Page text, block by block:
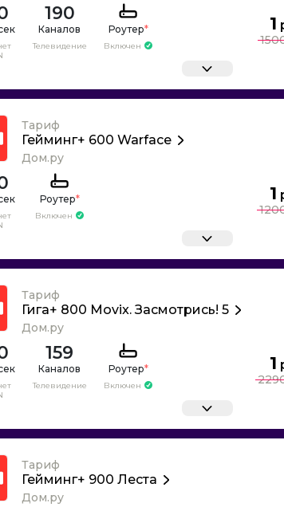
190
Каналов
Телевидение
Роутер*
Включен
1
Тариф
Гейминг+ 600 Warface
Дом.ру
Роутер*
Включен
1
Тариф
Гига+ 800 Movix. Засмотрись! 5
Дом.ру
159
Каналов
Телевидение
Роутер*
Включен
1
Тариф
Гейминг+ 900 Леста
Дом.ру